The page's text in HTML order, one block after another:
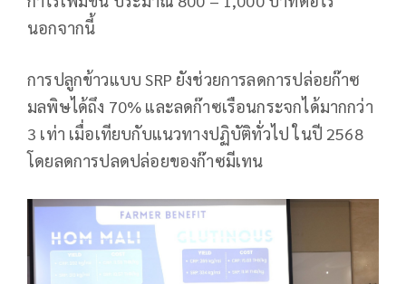
นอกจากนี้
การปลูกข้าวแบบ SRP ยังช่วยการลดการปล่อยก๊าซ
มลพิษได้ถึง 70% และลดก๊าซเรือนกระจกได้มากกว่า
3 เท่า เมื่อเทียบกับแนวทางปฏิบัติทั่วไป ในปี 2568
โดยลดการปลดปล่อยของก๊าซมีเทน